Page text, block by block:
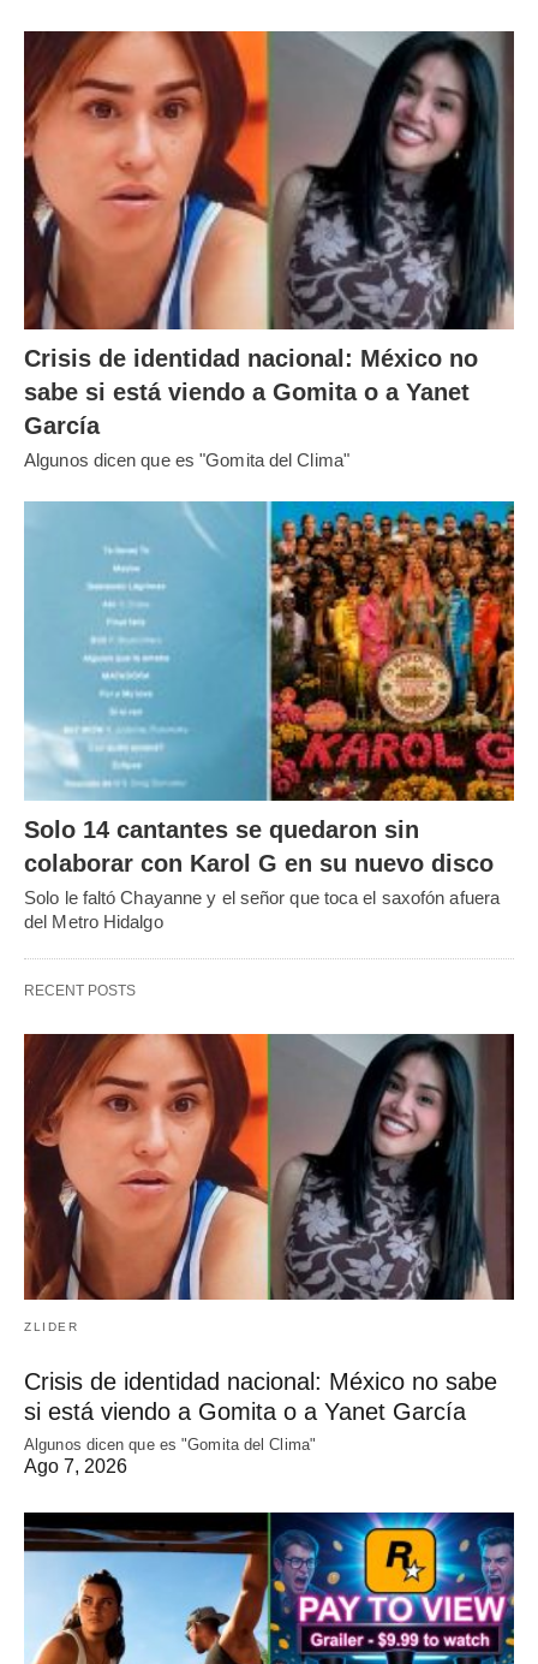
Crisis de identidad nacional: México no
sabe si está viendo a Gomita o a Yanet
García
Algunos dicen que es "Gomita del Clima"
Solo 14 cantantes se quedaron sin
colaborar con Karol G en su nuevo disco
Solo le faltó Chayanne y el señor que toca el saxofón afuera
del Metro Hidalgo
RECENT POSTS
ZLIDER
Crisis de identidad nacional: México no sabe
si está viendo a Gomita o a Yanet García
Algunos dicen que es "Gomita del Clima"
Ago 7, 2026